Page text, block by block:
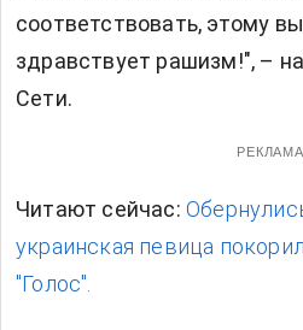
соответствовать, этому
здравствует рашизм!", –
Сети.
РЕКЛАМА
Читают сейчас:
украинская певица
"Голос".